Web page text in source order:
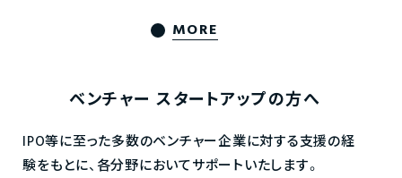
MORE
ベンチャー スタートアップの方へ
IPO等に至った多数のベンチャー企業に対する支援の経
験をもとに、各分野においてサポートいたします。